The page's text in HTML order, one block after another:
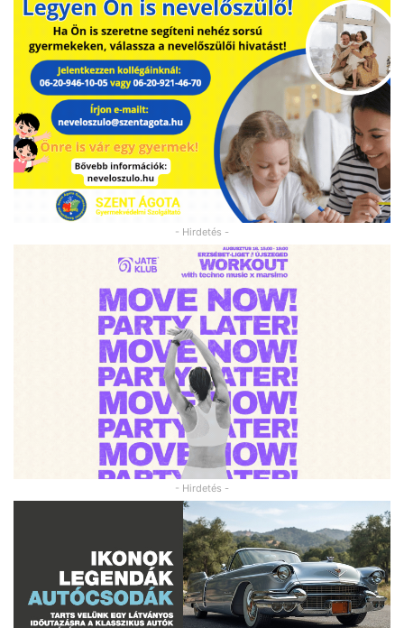
- Hirdetés -
- Hirdetés -